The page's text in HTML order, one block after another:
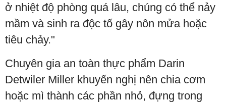
ở nhiệt độ phòng quá lâu, chúng có thể nảy
mầm và sinh ra độc tố gây nôn mửa hoặc
tiêu chảy."
Chuyên gia an toàn thực phẩm Darin
Detwiler Miller khuyến nghị nên chia cơm
hoặc mì thành các phần nhỏ, đựng trong